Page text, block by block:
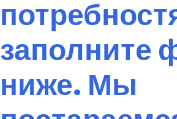
заполните
ниже. Мы